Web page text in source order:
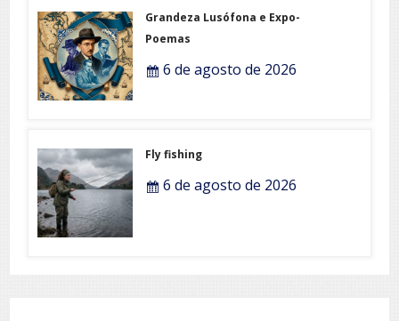
Grandeza Lusófona e Expo-
Poemas
6 de agosto de 2026
Fly fishing
6 de agosto de 2026